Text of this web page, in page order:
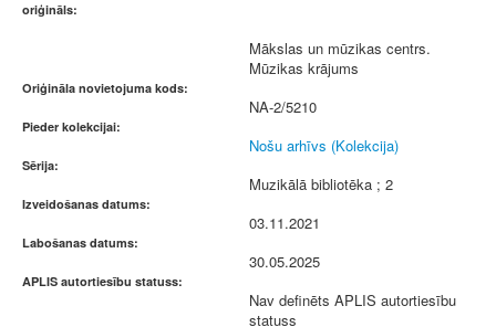
oriģināls:
Mākslas un mūzikas centrs.
Mūzikas krājums
Oriģināla novietojuma kods:
NA-2/5210
Pieder kolekcijai:
Nošu arhīvs (Kolekcija)
Sērija:
Muzikālā bibliotēka ; 2
Izveidošanas datums:
03.11.2021
Labošanas datums:
30.05.2025
APLIS autortiesību statuss:
Nav definēts APLIS autortiesību
statuss